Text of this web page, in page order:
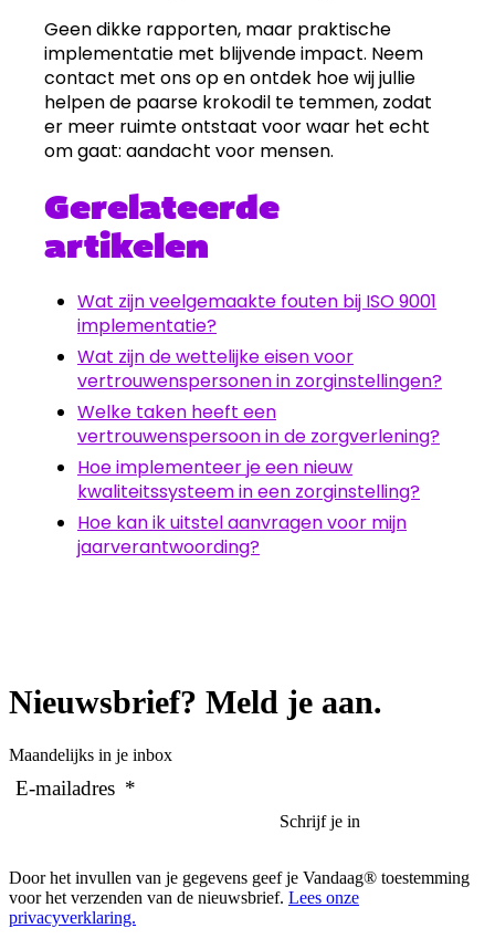
Geen dikke rapporten, maar praktische
implementatie met blijvende impact. Neem
contact met ons op en ontdek hoe wij jullie
helpen de paarse krokodil te temmen, zodat
er meer ruimte ontstaat voor waar het echt
om gaat: aandacht voor mensen.
Gerelateerde
artikelen
Wat zijn veelgemaakte fouten bij ISO 9001
implementatie?
Wat zijn de wettelijke eisen voor
vertrouwenspersonen in zorginstellingen?
Welke taken heeft een
vertrouwenspersoon in de zorgverlening?
Hoe implementeer je een nieuw
kwaliteitssysteem in een zorginstelling?
Hoe kan ik uitstel aanvragen voor mijn
jaarverantwoording?
Nieuwsbrief? Meld je aan.
Maandelijks in je inbox
E-mailadres *
Door het invullen van je gegevens geef je Vandaag® toestemming
voor het verzenden van de nieuwsbrief. Lees onze
privacyverklaring.